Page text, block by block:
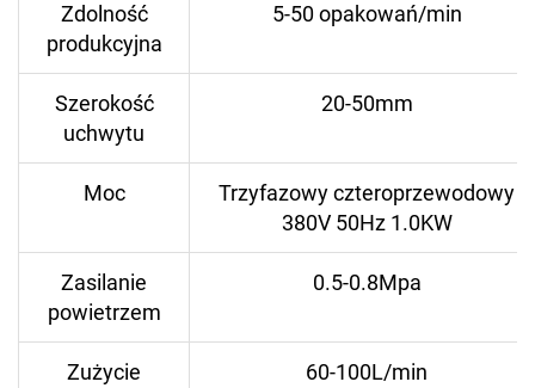
Zdolność
produkcyjna
5-50 opakowań/min
Szerokość
uchwytu
20-50mm
Moc
Trzyfazowy czteroprzewodowy
380V 50Hz 1.0KW
Zasilanie
powietrzem
0.5-0.8Mpa
Zużycie
60-100L/min